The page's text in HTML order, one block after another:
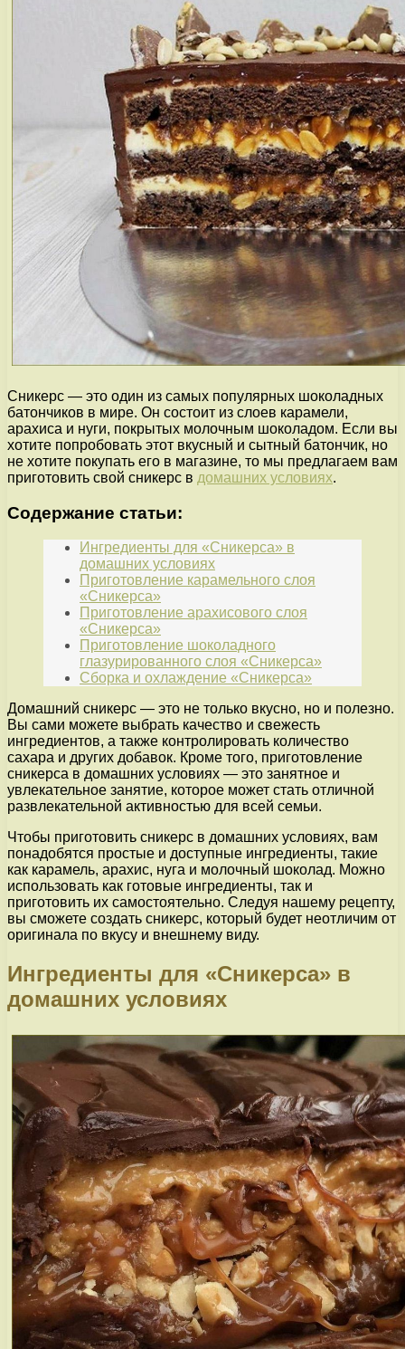
Сникерс — это один из самых популярных шоколадных
батончиков в мире. Он состоит из слоев карамели,
арахиса и нуги, покрытых молочным шоколадом. Если вы
хотите попробовать этот вкусный и сытный батончик, но
не хотите покупать его в магазине, то мы предлагаем вам
приготовить свой сникерс в домашних условиях.
Содержание статьи:
Ингредиенты для «Сникерса» в
домашних условиях
Приготовление карамельного слоя
«Сникерса»
Приготовление арахисового слоя
«Сникерса»
Приготовление шоколадного
глазурированного слоя «Сникерса»
Сборка и охлаждение «Сникерса»
Домашний сникерс — это не только вкусно, но и полезно.
Вы сами можете выбрать качество и свежесть
ингредиентов, а также контролировать количество
сахара и других добавок. Кроме того, приготовление
сникерса в домашних условиях — это занятное и
увлекательное занятие, которое может стать отличной
развлекательной активностью для всей семьи.
Чтобы приготовить сникерс в домашних условиях, вам
понадобятся простые и доступные ингредиенты, такие
как карамель, арахис, нуга и молочный шоколад. Можно
использовать как готовые ингредиенты, так и
приготовить их самостоятельно. Следуя нашему рецепту,
вы сможете создать сникерс, который будет неотличим от
оригинала по вкусу и внешнему виду.
Ингредиенты для «Сникерса» в
домашних условиях